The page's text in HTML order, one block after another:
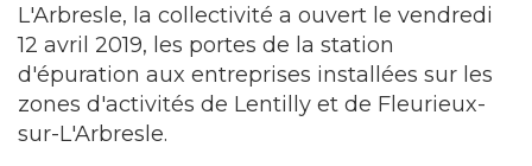
L'Arbresle, la collectivité a ouvert le vendredi
12 avril 2019, les portes de la station
d'épuration aux entreprises installées sur les
zones d'activités de Lentilly et de Fleurieux-
sur-L'Arbresle.